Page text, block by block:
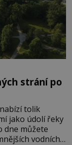
strání po
tolik
jako údolí řeky
dne můžete
vodních